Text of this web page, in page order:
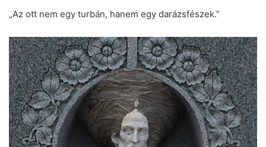
„Az ott nem egy turbán, hanem egy darázsfészek.”